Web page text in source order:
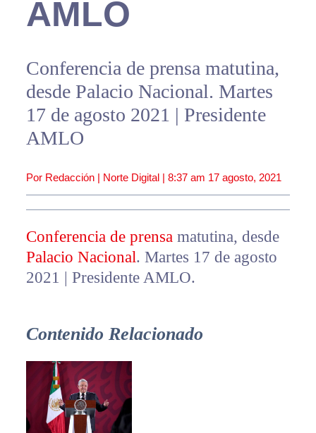
AMLO
Conferencia de prensa matutina,
desde Palacio Nacional. Martes
17 de agosto 2021 | Presidente
AMLO
Por Redacción | Norte Digital | 8:37 am 17 agosto, 2021
Conferencia de prensa matutina, desde
Palacio Nacional. Martes 17 de agosto
2021 | Presidente AMLO.
Contenido Relacionado